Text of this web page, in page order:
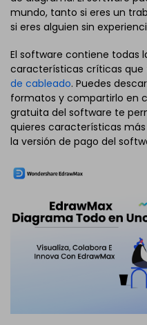
mundo, tanto si eres un
si eres alguien sin
El software contiene todas
características críticas
de cableado. Puedes
formatos y compartirlo en
gratuita del software te
quieres características
la versión de pago del